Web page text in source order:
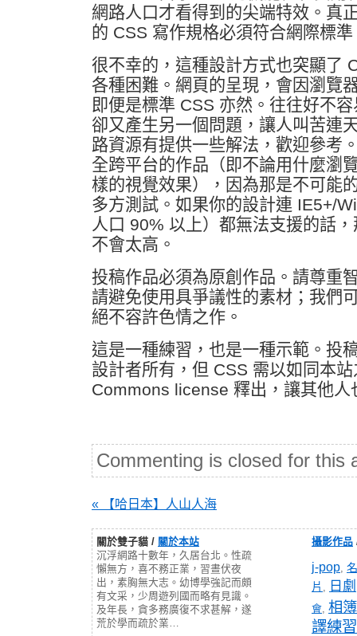
網路人口才看得到的尖端特效。真
的 CSS 寫作規格必須符合網際標準
很不幸的，這種設計方式也突顯了
各種困難。網頁的呈現，會因瀏覽
即便是標準 CSS 亦然。往往好不
卻又產生另一個問題，讓人叫苦連
路資源有提供一些解法，歡迎參考
全跨平台的作品（即不論用什麼瀏
樣的視覺效果），因為那是不可能
多方測試。如果你的設計連 IE5+/
人口 90% 以上）都無法支援的話
不會太高。
投稿作品必須為原創作品。請尊重
請避免使用具爭議性的素材；我們
絕不容許色情之作。
這是一種練習，也是一種示範。投
設計者所有，但 CSS 需以如同本
Commons license 釋出，讓其他人
Commenting is closed for this
« 【哈日本】人山人海
關於雙子貓 / 關於本站
沉浮網路十數年，久居台北。性疏
懶無方，喜不務正業，習晝伏夜
出，素胸無大志。幼博學強記而頗
有文采，少周遊列國而略有見識。
及年長，貪多務廣復不求甚解，遂
荒於學而疏於業…
攝影作品
j-pop
片
日劇
會 相簿
譯練習